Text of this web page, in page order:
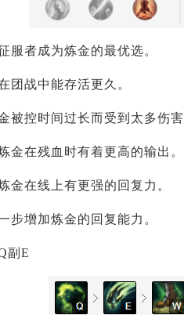
服者成为炼金的最优选。
团战中能存活更久。
被控时间过长而受到太多伤
金在残血时有着更高的输出。
金在线上有更强的回复力。
步增加炼金的回复能力。
副E